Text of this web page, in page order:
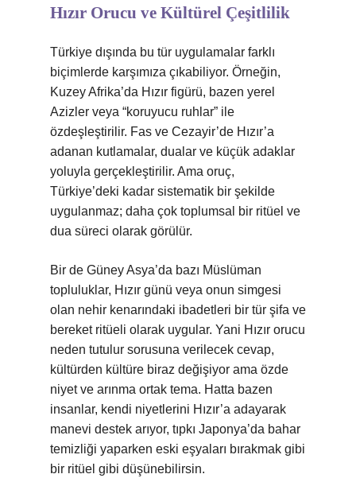
Hızır Orucu ve Kültürel Çeşitlilik
Türkiye dışında bu tür uygulamalar farklı
biçimlerde karşımıza çıkabiliyor. Örneğin,
Kuzey Afrika’da Hızır figürü, bazen yerel
Azizler veya “koruyucu ruhlar” ile
özdeşleştirilir. Fas ve Cezayir’de Hızır’a
adanan kutlamalar, dualar ve küçük adaklar
yoluyla gerçekleştirilir. Ama oruç,
Türkiye’deki kadar sistematik bir şekilde
uygulanmaz; daha çok toplumsal bir ritüel ve
dua süreci olarak görülür.
Bir de Güney Asya’da bazı Müslüman
topluluklar, Hızır günü veya onun simgesi
olan nehir kenarındaki ibadetleri bir tür şifa ve
bereket ritüeli olarak uygular. Yani Hızır orucu
neden tutulur sorusuna verilecek cevap,
kültürden kültüre biraz değişiyor ama özde
niyet ve arınma ortak tema. Hatta bazen
insanlar, kendi niyetlerini Hızır’a adayarak
manevi destek arıyor, tıpkı Japonya’da bahar
temizliği yaparken eski eşyaları bırakmak gibi
bir ritüel gibi düşünebilirsin.